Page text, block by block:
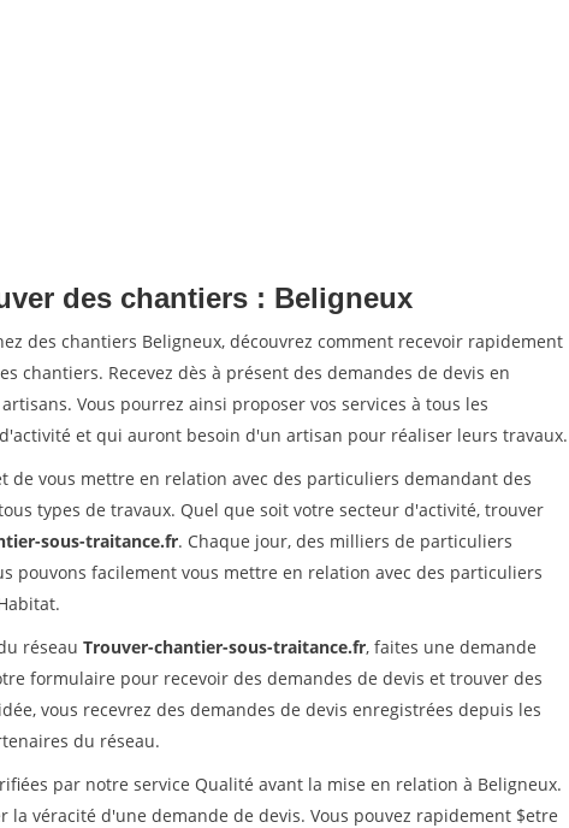
des chantiers : Beligneux
des chantiers Beligneux, découvrez comment recevoir rapidement
chantiers. Recevez dès à présent des demandes de devis en
Vous pourrez ainsi proposer vos services à tous les
et qui auront besoin d'un artisan pour réaliser leurs travaux.
de vous mettre en relation avec des particuliers demandant des
types de travaux. Quel que soit votre secteur d'activité, trouver
sous-traitance.fr. Chaque jour, des milliers de particuliers
pouvons facilement vous mettre en relation avec des particuliers
réseau Trouver-chantier-sous-traitance.fr, faites une demande
formulaire pour recevoir des demandes de devis et trouver des
vous recevrez des demandes de devis enregistrées depuis les
du réseau.
par notre service Qualité avant la mise en relation à Beligneux.
la véracité d'une demande de devis. Vous pouvez rapidement $etre